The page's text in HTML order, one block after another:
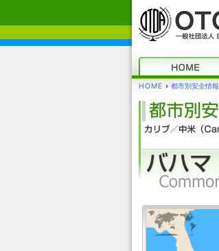
HOME › 都市別安全情報